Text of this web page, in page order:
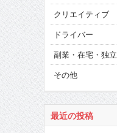
クリエイティブ
ドライバー
副業・在宅・独立
その他
最近の投稿